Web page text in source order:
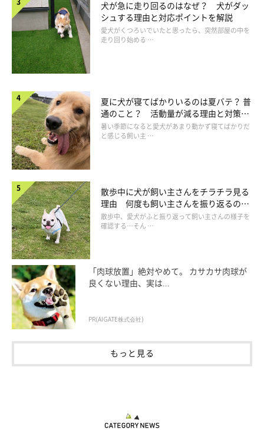
④肺炎→冬に活発化するウイルスや細菌が肺
に感染し、呼吸困難を起こす病気
肺炎は、肺にウイルスや細菌、真菌などが感染して炎症を起こす
病気。ゼーゼーと苦しそうな呼吸をしたり、発熱、呼吸数の上昇
が見られます。呼吸困難が続くと命の危険が。
肺炎になりやすい犬種は？
犬が急に走り回るのはなぜ？ 犬がダッ
シュする理由と対応ポイントを解説
愛犬がくつろいでいたと思ったら、突然部屋の中を
走り回り始める …
夏に犬が寝てばかりいるのは夏バテ？ 普
通のこと？ 活動量が減る理由と対策と
は
暑い季節になると愛犬があまり動かず寝てばかりだ
と感じる飼い主 …
散歩中に犬が飼い主さんをチラチラ見る
理由 何度も飼い主さんを振り返るのは
なぜ？
散歩中、愛犬がふと振り返って飼い主さんの様子を
確認する…そん …
「肉球放置」絶対やめて。 カサカサ肉球が
良くない理由、実は...
PR(AIGATE株式会社)
もっと見る